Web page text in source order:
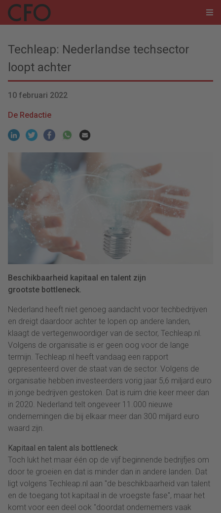
Techleap: Nederlandse techsector
loopt achter
10 februari 2022
De Redactie
Beschikbaarheid kapitaal en talent zijn
grootste bottleneck.
Nederland heeft niet genoeg aandacht voor techbedrijven
en dreigt daardoor achter te lopen op andere landen,
klaagt de vertegenwoordiger van de sector, Techleap.nl.
Volgens de organisatie is er geen oog voor de lange
termijn. Techleap.nl heeft vandaag een rapport
gepresenteerd over de staat van de sector. Volgens de
organisatie hebben investeerders vorig jaar 5,6 miljard euro
in jonge bedrijven gestoken. Dat is ruim drie keer meer dan
in 2020. Nederland telt ongeveer 11.000 nieuwe
ondernemingen die bij elkaar meer dan 300 miljard euro
waard zijn.
Kapitaal en talent als bottleneck
Toch lukt het maar één op de vijf beginnende bedrijfjes om
door te groeien en dat is minder dan in andere landen. Dat
ligt volgens Techleap.nl aan "de beschikbaarheid van talent
en de toegang tot kapitaal in de vroegste fase", maar het
komt voor een deel ook "doordat ondernemers vaak